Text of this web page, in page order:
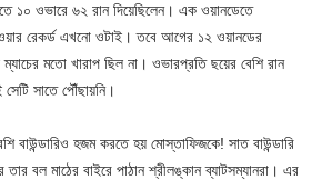
১০ ওভারে ৬২ রান দিয়েছিলেন। এক ওয়ানডেতে
রেকর্ড এখনো ওটাই। তবে আগের ১২ ওয়ানডের
মতো খারাপ ছিল না। ওভারপ্রতি ছয়ের বেশি রান
সাতে পৌঁছায়নি।
বাউন্ডারিও হজম করতে হয় মোস্তাফিজকে! সাত বাউন্ডারি
বল মাঠের বাইরে পাঠান শ্রীলঙ্কান ব্যাটসম্যানরা। এর